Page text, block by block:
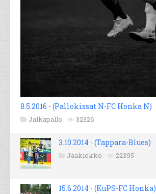
8.5.2016 - (Pallokissat N-FC Honka N)
Jalkapallo 32326
3.10.2014 - (Tappara-Blues)
Jääkiekko 22395
15.6.2014 - (KuPS-FC Honka)